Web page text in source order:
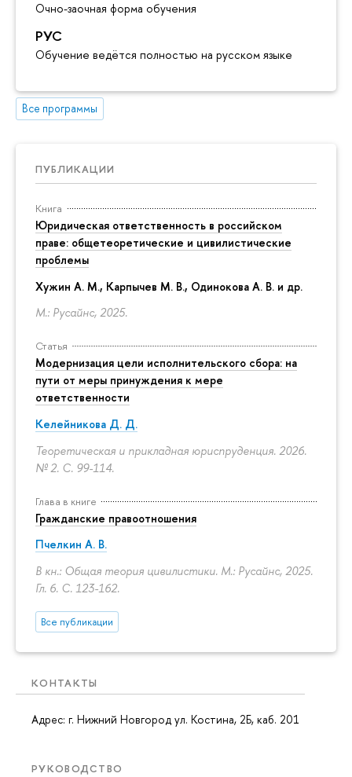
Очно-заочная форма обучения
РУС
Обучение ведётся полностью на русском языке
Все программы
ПУБЛИКАЦИИ
Книга
Юридическая ответственность в российском
праве: общетеоретические и цивилистические
проблемы
Хужин А. М., Карпычев М. В., Одинокова А. В. и др.
М.: Русайнс, 2025.
Статья
Модернизация цели исполнительского сбора: на
пути от меры принуждения к мере
ответственности
Келейникова Д. Д.
Теоретическая и прикладная юриспруденция. 2026.
№ 2. С. 99-114.
Глава в книге
Гражданские правоотношения
Пчелкин А. В.
В кн.: Общая теория цивилистики. М.: Русайнс, 2025.
Гл. 6. С. 123-162.
Все публикации
КОНТАКТЫ
Адрес: г. Нижний Новгород ул. Костина, 2Б, каб. 201
РУКОВОДСТВО